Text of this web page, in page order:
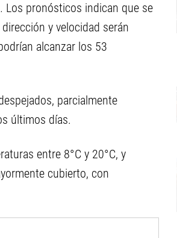
Los pronósticos indican que se
y velocidad serán
alcanzar los 53
parcialmente
últimos días.
entre 8°C y 20°C, y
cubierto, con